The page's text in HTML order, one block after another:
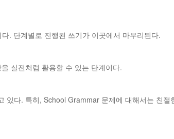
. 단계별로 진행된 쓰기가 이곳에서 마무리된다.
실전처럼 활용할 수 있는 단계이다.
있다. 특히, School Grammar 문제에 대해서는 친절